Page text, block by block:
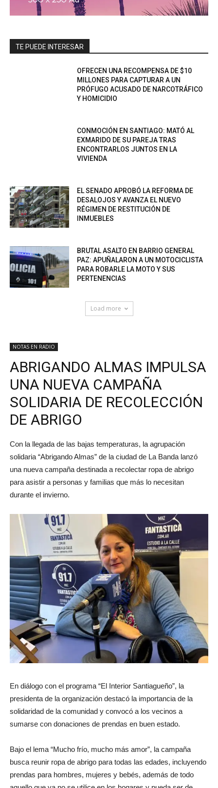
TE PUEDE INTERESAR
OFRECEN UNA RECOMPENSA DE $10
MILLONES PARA CAPTURAR A UN
PRÓFUGO ACUSADO DE NARCOTRÁFICO
Y HOMICIDIO
CONMOCIÓN EN SANTIAGO: MATÓ AL
EXMARIDO DE SU PAREJA TRAS
ENCONTRARLOS JUNTOS EN LA
VIVIENDA
EL SENADO APROBÓ LA REFORMA DE
DESALOJOS Y AVANZA EL NUEVO
RÉGIMEN DE RESTITUCIÓN DE
INMUEBLES
BRUTAL ASALTO EN BARRIO GENERAL
PAZ: APUÑALARON A UN MOTOCICLISTA
PARA ROBARLE LA MOTO Y SUS
PERTENENCIAS
Load more